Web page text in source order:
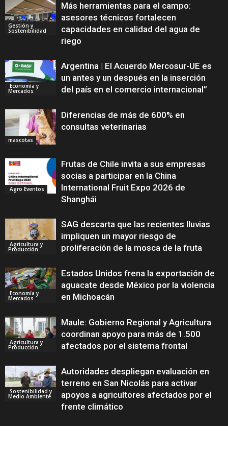
Gestión y
Sostenibilidad
Más herramientas para el campo:
asesores técnicos fortalecen
capacidades en calidad del agua de
riego
Economía y
Mercados
Argentina | El Acuerdo Mercosur-UE es
un antes y un después en la inserción
del país en el comercio internacional”
mascotas
Diferencias de más de 600% en
consultas veterinarias
Agro Eventos
Frutas de Chile invita a sus empresas
socias a participar en la China
International Fruit Expo 2026 de
Shanghái
Agricultura y
Producción
SAG descarta que las recientes lluvias
impliquen un mayor riesgo de
proliferación de la mosca de la fruta
Economía y
Mercados
Estados Unidos frena la exportación de
aguacate desde México por la violencia
en Michoacán
Agricultura y
Producción
Maule: Gobierno Regional y Agricultura
coordinan apoyo para más de 1.500
afectados por el sistema frontal
Sostenibilidad y
Medio Ambiente
Autoridades despliegan evaluación en
terreno en San Nicolás para activar
apoyos a agricultores afectados por el
frente climático